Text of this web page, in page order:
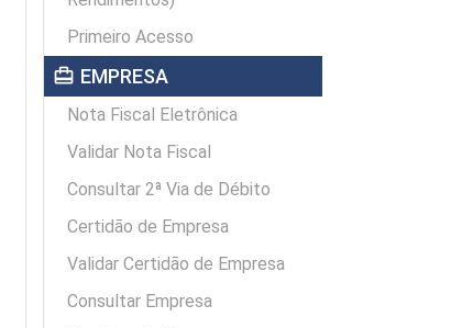
Primeiro Acesso
card_travel EMPRESA
Nota Fiscal Eletrônica
Validar Nota Fiscal
Consultar 2ª Via de Débito
Certidão de Empresa
Validar Certidão de Empresa
Consultar Empresa